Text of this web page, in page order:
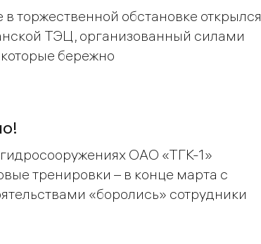
торжественной обстановке открылся
ТЭЦ, организованный силами
бережно
ОАО «ТГК-1»
тренировки – в конце марта с
«боролись» сотрудники